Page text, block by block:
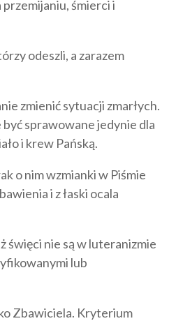
śmierci i
odeszli, a zarazem
zmienić sytuacji zmarłych.
sprawowane jedynie dla
i krew Pańską.
o nim wzmianki w Piśmie
i z łaski ocala
święci nie są w luteranizmie
lub
Zbawiciela. Kryterium